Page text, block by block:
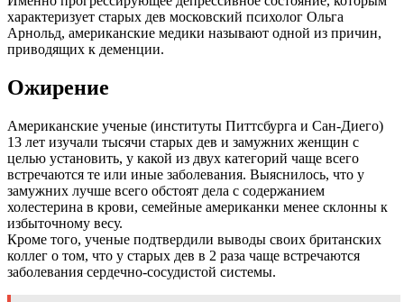
характеризует старых дев московский психолог Ольга
Арнольд, американские медики называют одной из причин,
приводящих к деменции.
Ожирение
Американские ученые (институты Питтсбурга и Сан-Диего)
13 лет изучали тысячи старых дев и замужних женщин с
целью установить, у какой из двух категорий чаще всего
встречаются те или иные заболевания. Выяснилось, что у
замужних лучше всего обстоят дела с содержанием
холестерина в крови, семейные американки менее склонны к
избыточному весу.
Кроме того, ученые подтвердили выводы своих британских
коллег о том, что у старых дев в 2 раза чаще встречаются
заболевания сердечно-сосудистой системы.